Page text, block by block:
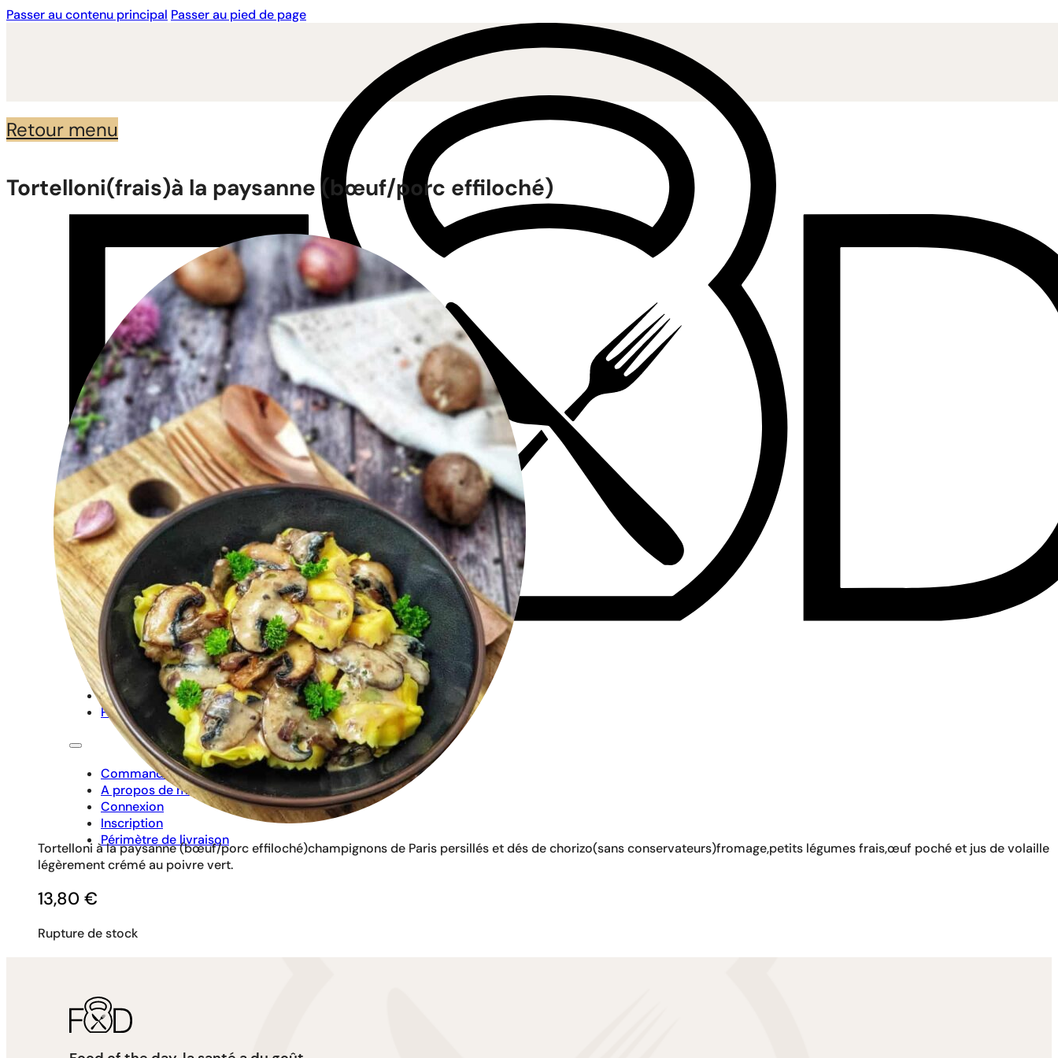
Passer au contenu principal Passer au pied de page
Commander
A propos de moi
Connexion
Inscription
Périmètre de livraison
Commander
A propos de moi
Connexion
Inscription
Périmètre de livraison
Retour menu
Tortelloni(frais)à la paysanne (bœuf/porc effiloché)
Tortelloni à la paysanne (bœuf/porc effiloché)champignons de Paris persillés et dés de chorizo(sans conservateurs)fromage,petits légumes frais,œuf poché et jus de volaille
légèrement crémé au poivre vert.
13,80 €
Rupture de stock